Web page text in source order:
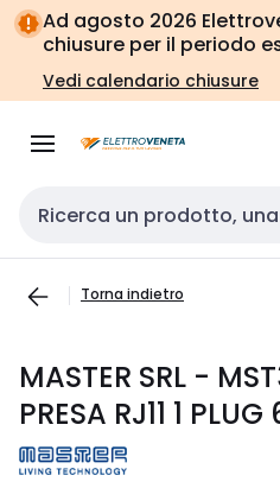
Vai alla
navigazione
Vai
alla
pagina
Ad agosto 2026
chiusure per il periodo
Vedi calendario chiusure
Cerca input
Torna indietro
MASTER SRL -
PRESA RJ11 1